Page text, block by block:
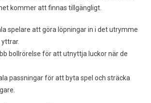
kommer att finnas tillgängligt.
spelare att göra löpningar in i det utrymme
bollrörelse för att utnyttja luckor när de
passningar för att byta spel och sträcka